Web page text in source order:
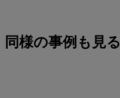
同様の事例も見る